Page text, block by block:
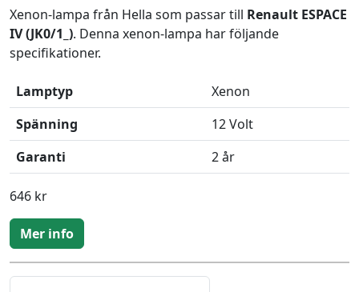
Xenon-lampa från Hella som passar till Renault ESPACE
IV (JK0/1_). Denna xenon-lampa har följande
specifikationer.
Lamptyp
Xenon
Spänning
12 Volt
Garanti
2 år
646 kr
Mer info